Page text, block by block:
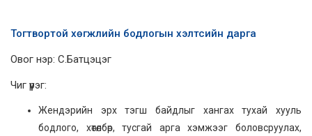
Тогтвортой хөгжлийн бодлогын хэлтсийн дарга
Овог нэр: С.Батцэцэг
Чиг үүрэг:
Жендэрийн эрх тэгш байдлыг хангах тухай хууль
бодлого, хөтөлбөр, тусгай арга хэмжээг боловсруулах,